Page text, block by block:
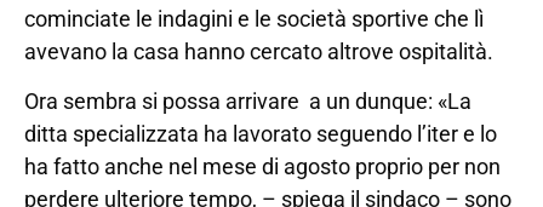
cominciate le indagini e le società sportive che lì
avevano la casa hanno cercato altrove ospitalità.
Ora sembra si possa arrivare a un dunque: «La
ditta specializzata ha lavorato seguendo l’iter e lo
ha fatto anche nel mese di agosto proprio per non
perdere ulteriore tempo, – spiega il sindaco – sono